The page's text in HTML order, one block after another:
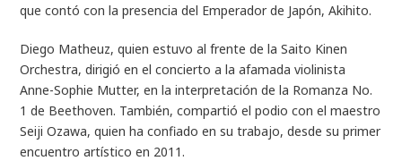
que contó con la presencia del Emperador de Japón, Akihito.
Diego Matheuz, quien estuvo al frente de la Saito Kinen
Orchestra, dirigió en el concierto a la afamada violinista
Anne-Sophie Mutter, en la interpretación de la Romanza No.
1 de Beethoven. También, compartió el podio con el maestro
Seiji Ozawa, quien ha confiado en su trabajo, desde su primer
encuentro artístico en 2011.